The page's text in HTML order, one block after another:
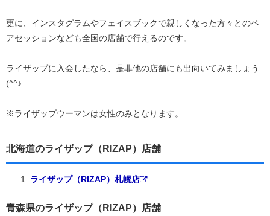
更に、インスタグラムやフェイスブックで親しくなった方々とのペ
アセッションなども全国の店舗で行えるのです。
ライザップに入会したなら、是非他の店舗にも出向いてみましょう
(^^♪
※ライザップウーマンは女性のみとなります。
北海道のライザップ（RIZAP）店舗
ライザップ（RIZAP）札幌店
青森県のライザップ（RIZAP）店舗